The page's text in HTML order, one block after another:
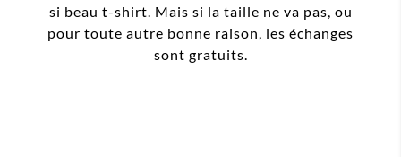
si beau t-shirt. Mais si la taille ne va pas, ou
pour toute autre bonne raison, les échanges
sont gratuits.